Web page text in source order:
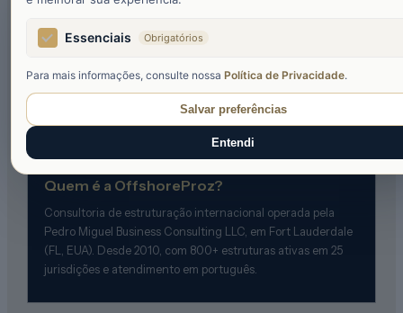
O Common Reporting Standard troca informações
Contas e estruturas ligadas a residentes brasileiros são
reportadas — por isso desenhar a estrutura já em
Quem é a OffshoreProz?
Consultoria de estruturação internacional operada pela
Pedro Miguel Business Consulting LLC, em Fort Lauderdale
(FL, EUA). Desde 2010, com 800+ estruturas ativas em 25
jurisdições e atendimento em português.
Essenciais Obrigatórios
Para mais informações, consulte nossa Política de Privacidade.
Salvar preferências
Entendi